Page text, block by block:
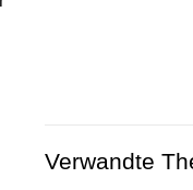
Verwandte